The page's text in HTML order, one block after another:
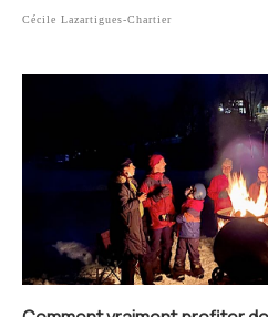
Cécile Lazartigues-Chartier